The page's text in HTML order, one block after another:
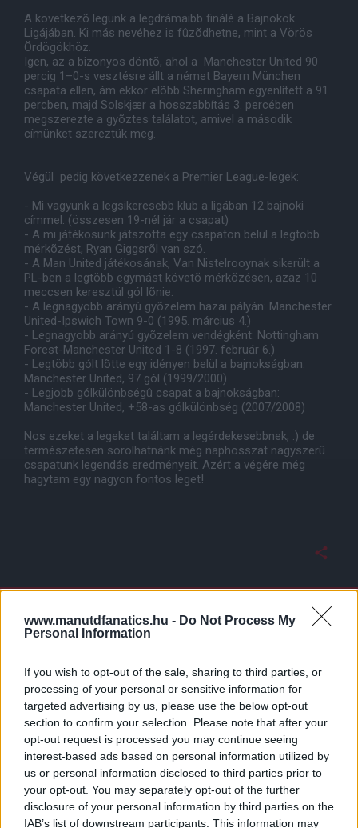
www.manutdfanatics.hu - Do Not Process My
Personal Information
If you wish to opt-out of the sale, sharing to third parties, or
processing of your personal or sensitive information for
targeted advertising by us, please use the below opt-out
section to confirm your selection. Please note that after your
opt-out request is processed you may continue seeing
interest-based ads based on personal information utilized by
us or personal information disclosed to third parties prior to
your opt-out. You may separately opt-out of the further
disclosure of your personal information by third parties on the
IAB’s list of downstream participants. This information may
A következõ legünk a legdrámaibb finálé a Bajnokok
Ligájában. Ki más nevéhez is fûzõdhetne, mint a Vörös
Ördögökhöz.
Igen, az a bizonyos döntõ, ahol a Manchester United 90
percig 1–0-s vesztésre állt a német Bayern München
csapata ellen, ám ekkor elõbb Sheringham egyenlített a 91.
percben, majd Solskjær a hosszabbítás 3. percében
megszerezte a gyõztes találatot, amivel a második
címünket szereztük meg.
Végül pedig következzenek a Premier League-legek:
- Mi vagyunk a legsikeresebb klub a ligában 12 bajnoki
címmel. (összesen 19-nél jár a csapat)
- A mi játékosunk játszotta egy csapaton belül a legtöbb
mérkõzést, Ryan Giggsrõl van szó.
- A Man United játékosának, Van Nistelrooynak sikerült a
PL-ben a legtöbb egymást követõ mérkõzésen, azaz 10
meccsen keresztül gól lõnie.
- A legnagyobb arányú gyõzelem hazai pályán: Manchester
United-Ipswich Town 9-0 (1995. március 4.)
- Legnagyobb arányú gyõzelem vendégként: Nottingham
Forest-Manchester United 1-8 (1997. február 6.)
- Legtöbb gólt lõtte egy idényen belül a bajnokságban:
Manchester United, 97 gól (1999/2000)
- Legjobb gólkülönbségû csapat a bajnokságban:
Manchester United, +58-as gólkülönbség (2007/2008)
Nos ezeket a legeket találtam a legérdekesebbnek, :) de
természetesen sorolhatnánk még naphosszat nagyszerû
csapatunk legendás eredményeit. Azért a végére még
hagytam egy nagyon fontos leget!